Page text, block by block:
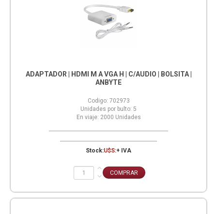
ADAPTADOR | HDMI M A VGA H | C/AUDIO | BOLSITA |
ANBYTE
Codigo: 702973
Unidades por bulto: 5
En viaje: 2000 Unidades
Stock:U$S:+ IVA